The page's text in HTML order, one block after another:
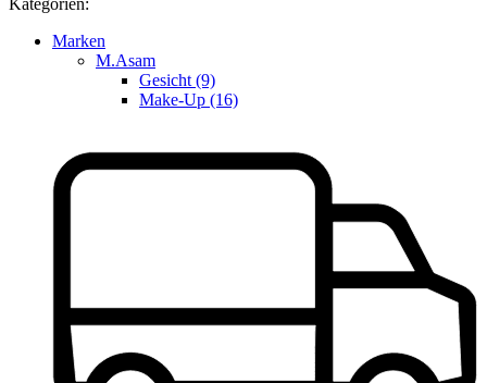
Kategorien:
Marken
M.Asam
Gesicht (9)
Make-Up (16)